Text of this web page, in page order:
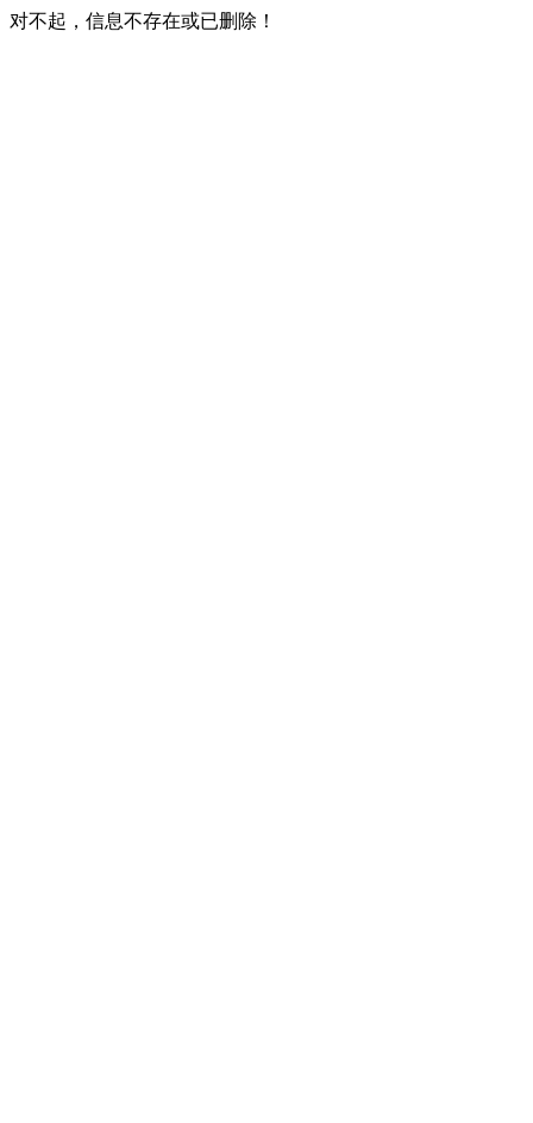
对不起，信息不存在或已删除！